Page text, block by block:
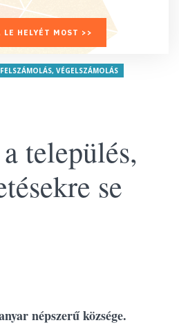
LE HELYÉT MOST >>
VÉGELSZÁMOLÁS
település,
se
népszerű községe.